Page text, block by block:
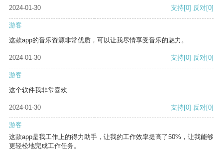
2024-01-30
支持[0] 反对[0]
游客
这款app的音乐资源非常优质，可以让我尽情享受音乐的魅力。
2024-01-30 支持[0] 反对[0]
游客
这个软件我非常喜欢
2024-01-30 支持[0] 反对[0]
游客
这款app是我工作上的得力助手，让我的工作效率提高了50%，让我能够
更轻松地完成工作任务。